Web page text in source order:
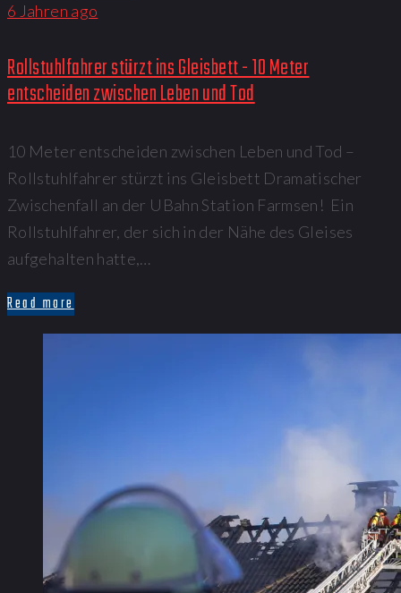
6 Jahren ago
Rollstuhlfahrer stürzt ins Gleisbett - 10 Meter
entscheiden zwischen Leben und Tod
10 Meter entscheiden zwischen Leben und Tod –
Rollstuhlfahrer stürzt ins Gleisbett Dramatischer
Zwischenfall an der UBahn Station Farmsen! Ein
Rollstuhlfahrer, der sich in der Nähe des Gleises
aufgehalten hatte,…
Read more